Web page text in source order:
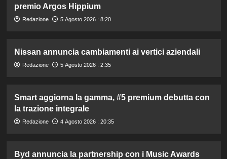
premio Argos Hippium
Redazione 5 Agosto 2026 : 8:20
Nissan annuncia cambiamenti ai vertici aziendali
Redazione 5 Agosto 2026 : 2:35
Smart aggiorna la gamma, #5 premium debutta con
la trazione integrale
Redazione 4 Agosto 2026 : 20:35
Byd annuncia la partnership con i Music Awards